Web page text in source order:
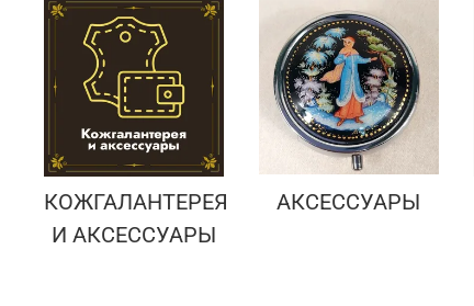
КОЖГАЛАНТЕРЕЯ
И АКСЕССУАРЫ
АКСЕССУАРЫ